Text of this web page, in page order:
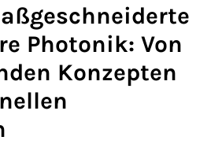
Photonik: Von
Konzepten